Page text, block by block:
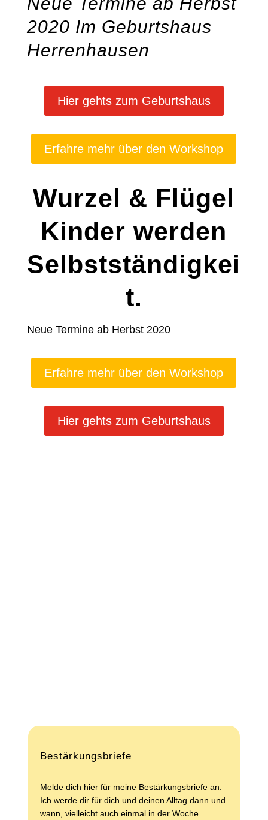
2020 Im Geburtshaus
Herrenhausen
Hier gehts zum Geburtshaus
Erfahre mehr über den Workshop
Wurzel & Flügel
Kinder werden
Selbstständigkei
t.
Neue Termine ab Herbst 2020
Erfahre mehr über den Workshop
Hier gehts zum Geburtshaus
Bestärkungsbriefe
Melde dich hier für meine Bestärkungsbriefe an.
Ich werde dir für dich und deinen Alltag dann und
wann, vielleicht auch einmal in der Woche